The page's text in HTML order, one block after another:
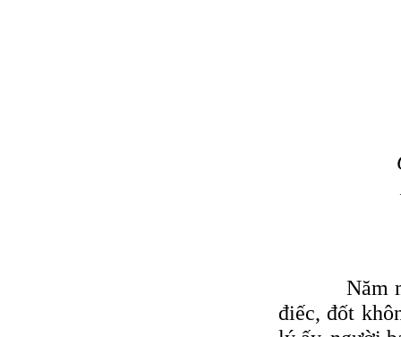
Năm mới,
điếc, đốt